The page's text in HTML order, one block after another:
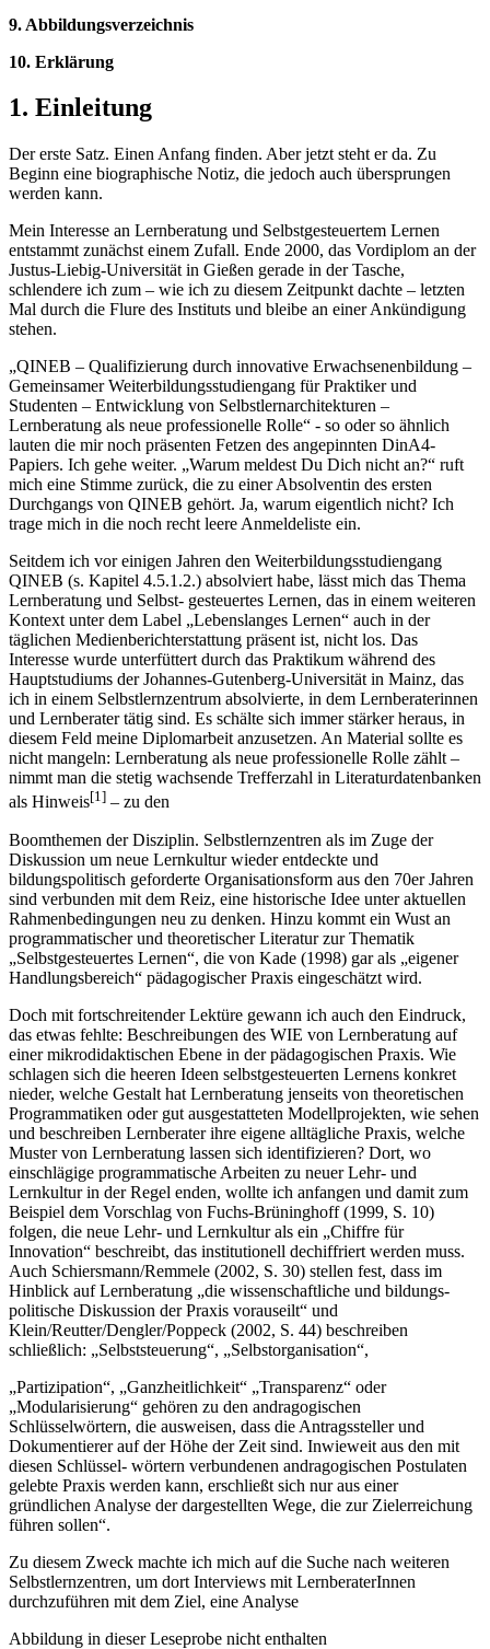
9. Abbildungsverzeichnis
10. Erklärung
1. Einleitung
Der erste Satz. Einen Anfang finden. Aber jetzt steht er da. Zu
Beginn eine biographische Notiz, die jedoch auch übersprungen
werden kann.
Mein Interesse an Lernberatung und Selbstgesteuertem Lernen
entstammt zunächst einem Zufall. Ende 2000, das Vordiplom an der
Justus-Liebig-Universität in Gießen gerade in der Tasche,
schlendere ich zum – wie ich zu diesem Zeitpunkt dachte – letzten
Mal durch die Flure des Instituts und bleibe an einer Ankündigung
stehen.
„QINEB – Qualifizierung durch innovative Erwachsenenbildung –
Gemeinsamer Weiterbildungsstudiengang für Praktiker und
Studenten – Entwicklung von Selbstlernarchitekturen –
Lernberatung als neue professionelle Rolle“ - so oder so ähnlich
lauten die mir noch präsenten Fetzen des angepinnten DinA4-
Papiers. Ich gehe weiter. „Warum meldest Du Dich nicht an?“ ruft
mich eine Stimme zurück, die zu einer Absolventin des ersten
Durchgangs von QINEB gehört. Ja, warum eigentlich nicht? Ich
trage mich in die noch recht leere Anmeldeliste ein.
Seitdem ich vor einigen Jahren den Weiterbildungsstudiengang
QINEB (s. Kapitel 4.5.1.2.) absolviert habe, lässt mich das Thema
Lernberatung und Selbst- gesteuertes Lernen, das in einem weiteren
Kontext unter dem Label „Lebenslanges Lernen“ auch in der
täglichen Medienberichterstattung präsent ist, nicht los. Das
Interesse wurde unterfüttert durch das Praktikum während des
Hauptstudiums der Johannes-Gutenberg-Universität in Mainz, das
ich in einem Selbstlernzentrum absolvierte, in dem Lernberaterinnen
und Lernberater tätig sind. Es schälte sich immer stärker heraus, in
diesem Feld meine Diplomarbeit anzusetzen. An Material sollte es
nicht mangeln: Lernberatung als neue professionelle Rolle zählt –
nimmt man die stetig wachsende Trefferzahl in Literaturdatenbanken
als Hinweis[1] – zu den
Boomthemen der Disziplin. Selbstlernzentren als im Zuge der
Diskussion um neue Lernkultur wieder entdeckte und
bildungspolitisch geforderte Organisationsform aus den 70er Jahren
sind verbunden mit dem Reiz, eine historische Idee unter aktuellen
Rahmenbedingungen neu zu denken. Hinzu kommt ein Wust an
programmatischer und theoretischer Literatur zur Thematik
„Selbstgesteuertes Lernen“, die von Kade (1998) gar als „eigener
Handlungsbereich“ pädagogischer Praxis eingeschätzt wird.
Doch mit fortschreitender Lektüre gewann ich auch den Eindruck,
das etwas fehlte: Beschreibungen des WIE von Lernberatung auf
einer mikrodidaktischen Ebene in der pädagogischen Praxis. Wie
schlagen sich die heeren Ideen selbstgesteuerten Lernens konkret
nieder, welche Gestalt hat Lernberatung jenseits von theoretischen
Programmatiken oder gut ausgestatteten Modellprojekten, wie sehen
und beschreiben Lernberater ihre eigene alltägliche Praxis, welche
Muster von Lernberatung lassen sich identifizieren? Dort, wo
einschlägige programmatische Arbeiten zu neuer Lehr- und
Lernkultur in der Regel enden, wollte ich anfangen und damit zum
Beispiel dem Vorschlag von Fuchs-Brüninghoff (1999, S. 10)
folgen, die neue Lehr- und Lernkultur als ein „Chiffre für
Innovation“ beschreibt, das institutionell dechiffriert werden muss.
Auch Schiersmann/Remmele (2002, S. 30) stellen fest, dass im
Hinblick auf Lernberatung „die wissenschaftliche und bildungs-
politische Diskussion der Praxis vorauseilt“ und
Klein/Reutter/Dengler/Poppeck (2002, S. 44) beschreiben
schließlich: „Selbststeuerung“, „Selbstorganisation“,
„Partizipation“, „Ganzheitlichkeit“ „Transparenz“ oder
„Modularisierung“ gehören zu den andragogischen
Schlüsselwörtern, die ausweisen, dass die Antragssteller und
Dokumentierer auf der Höhe der Zeit sind. Inwieweit aus den mit
diesen Schlüssel- wörtern verbundenen andragogischen Postulaten
gelebte Praxis werden kann, erschließt sich nur aus einer
gründlichen Analyse der dargestellten Wege, die zur Zielerreichung
führen sollen“.
Zu diesem Zweck machte ich mich auf die Suche nach weiteren
Selbstlernzentren, um dort Interviews mit LernberaterInnen
durchzuführen mit dem Ziel, eine Analyse
Abbildung in dieser Leseprobe nicht enthalten